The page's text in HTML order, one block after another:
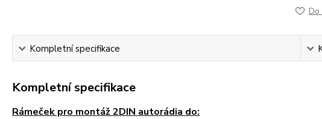
Do
Kompletní specifikace
Kompletní specifikace
Rámeček pro montáž 2DIN autorádia do: